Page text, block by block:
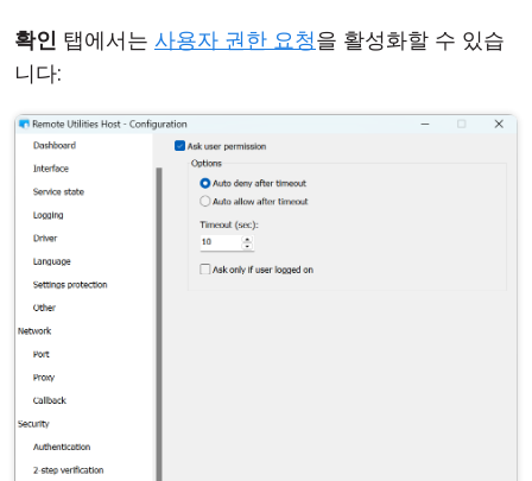
확인 탭에서는 사용자 권한 요청을 활성화할 수 있습
니다: